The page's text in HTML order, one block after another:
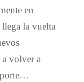
en
la vuelta
volver a